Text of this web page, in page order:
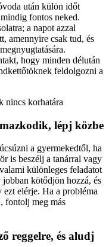
után külön időt
fontos neked.
a napot azzal
amennyire csak tud, és
hogy minden délután
feldolgozni a
lépj közbe
a gyermekedtől, ha
is beszélj a tanárral vagy
különleges feladatot
kötődjön hozzá, és
elérje. Ha a probléma
fontolj meg más
reggelre, és aludj